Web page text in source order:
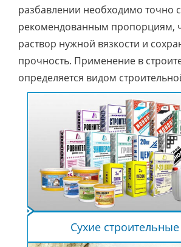
разбавлении необходимо точно
рекомендованным пропорциям,
раствор нужной вязкости и
прочность. Применение в
определяется видом
Сухие